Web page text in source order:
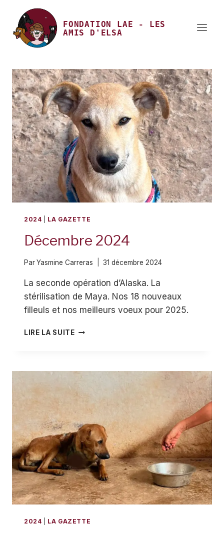
contenu
FONDATION LAE - LES
AMIS D'ELSA
2024 LA GAZETTE
Décembre 2024
ParYasmine Carreras 31 décembre 2024
La seconde opération d’Alaska. La
stérilisation de Maya. Nos 18 nouveaux
filleuls et nos meilleurs voeux pour 2025.
LIRE LA SUITEDÉCEMBRE
2024 LA GAZETTE